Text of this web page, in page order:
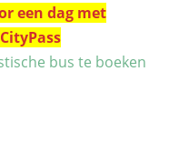
een dag met
bus te boeken